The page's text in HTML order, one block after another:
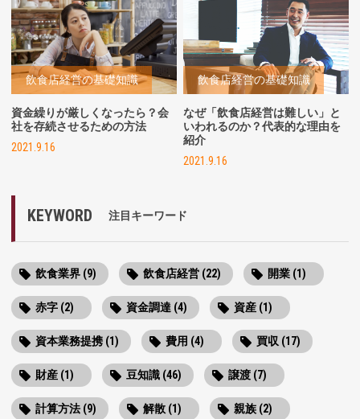
飲食店経営の基礎知識
資金繰りが厳しくなったら？会
社を存続させるための方法
2021.9.16
飲食店経営の基礎知識
なぜ「飲食店経営は難しい」と
いわれるのか？代表的な理由を
紹介
2021.9.16
KEYWORD 注目キーワード
飲食業界 (9) 飲食店経営 (22) 開業 (1)
赤字 (2) 資金調達 (4) 資産 (1)
資本業務提携 (1) 費用 (4) 買収 (17)
財産 (1) 豆知識 (46) 譲渡 (7)
計算方法 (9) 解散 (1) 親族 (2)